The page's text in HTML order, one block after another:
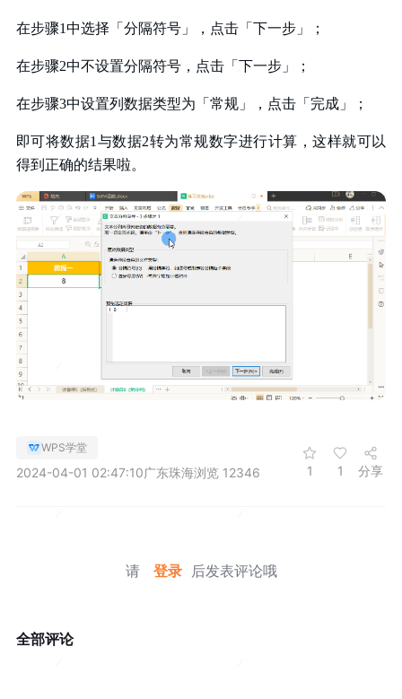
在步骤1中选择「分隔符号」，点击「下一步」；
在步骤2中不设置分隔符号，点击「下一步」；
在步骤3中设置列数据类型为「常规」，点击「完成」；
即可将数据1 与数据2转为常规数字进行计算，这样就可以
得到正确的结果啦。
WPS学堂
2024-04-01 02:47:10广东珠海浏览 12346 1 1 分享
请 登录 后发表评论哦
全部评论